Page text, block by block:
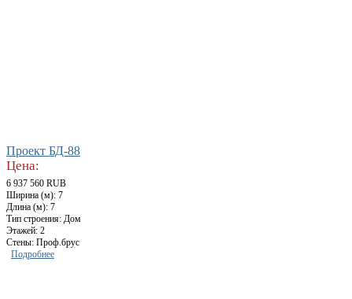
Проект БД-88
Цена:
6 937 560 RUB
Ширина (м): 7
Длина (м): 7
Тип строения: Дом
Этажей: 2
Стены: Проф.брус
Подробнее